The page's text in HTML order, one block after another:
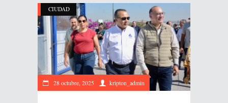
CIUDAD
28 octubre, 2025 kripton_admin